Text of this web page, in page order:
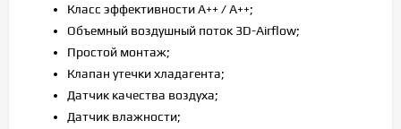
Класс эффективности A++ / A++;
Объемный воздушный поток 3D-Airflow;
Простой монтаж;
Клапан утечки хладагента;
Датчик качества воздуха;
Датчик влажности;